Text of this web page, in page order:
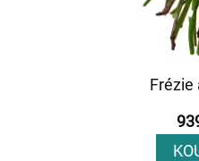
Frézie